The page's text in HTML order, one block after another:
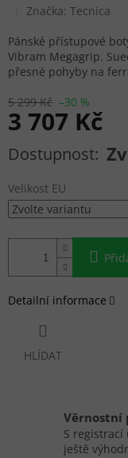
Značka: Tecnica
5 299 Kč –30 %
3 707 Kč
Měrná cena:
Velikost EU
Pánské přístupové
Vibram Megagrip.
přesné pohyby na
Detailní informace
HLÍDAT
Věrnostní
S registrací
ještě